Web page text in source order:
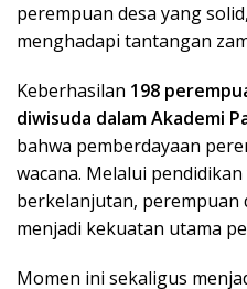
perempuan desa yang
menghadapi tantangan
Keberhasilan 198
diwisuda dalam Akademi
bahwa pemberdayaan
wacana. Melalui
berkelanjutan, perempuan
menjadi kekuatan utama
Momen ini sekaligus